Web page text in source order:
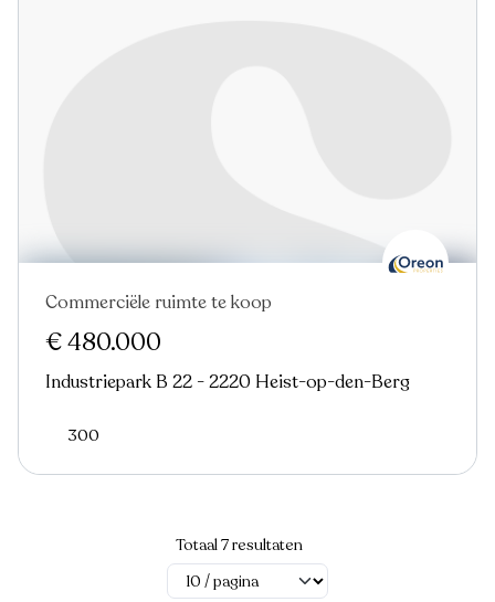
Commerciële ruimte te koop
€ 480.000
Industriepark B 22 - 2220 Heist-op-den-Berg
300
Totaal 7 resultaten